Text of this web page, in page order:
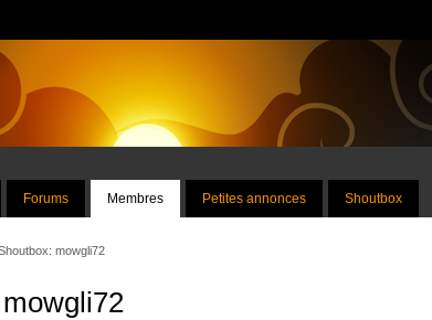
Forums Membres Petites annonces Shoutbox
mowgli72
mowgli72